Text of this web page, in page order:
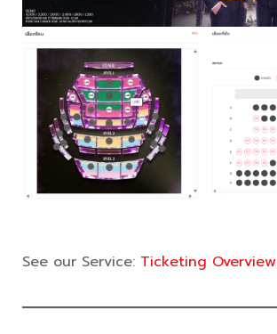
See our Service: Ticketing Overview